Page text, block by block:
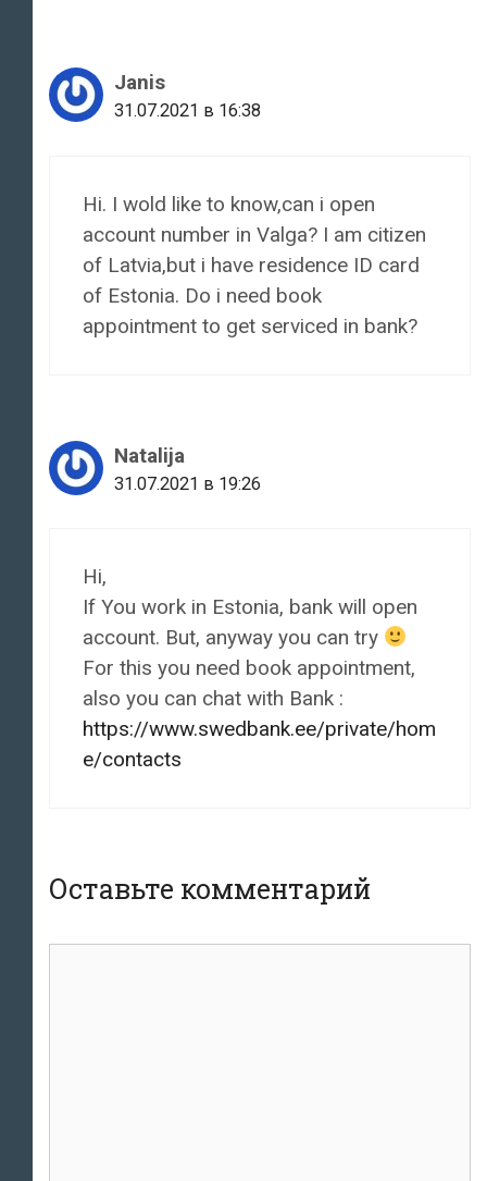
Janis
31.07.2021 в 16:38
Hi. I wold like to know,can i open
account number in Valga? I am citizen
of Latvia,but i have residence ID card
of Estonia. Do i need book
appointment to get serviced in bank?
Natalija
31.07.2021 в 19:26
Hi,
If You work in Estonia, bank will open
account. But, anyway you can try
For this you need book appointment,
also you can chat with Bank :
https://www.swedbank.ee/private/hom
e/contacts
Оставьте комментарий